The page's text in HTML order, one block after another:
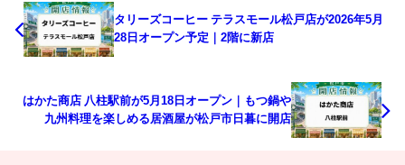
タリーズコーヒー テラスモール松戸店が2026年5月
28日オープン予定｜2階に新店
はかた商店 八柱駅前が5月18日オープン｜もつ鍋や
九州料理を楽しめる居酒屋が松戸市日暮に開店